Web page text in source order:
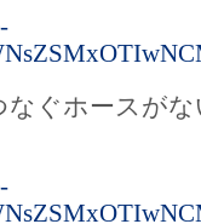
なぐホースが